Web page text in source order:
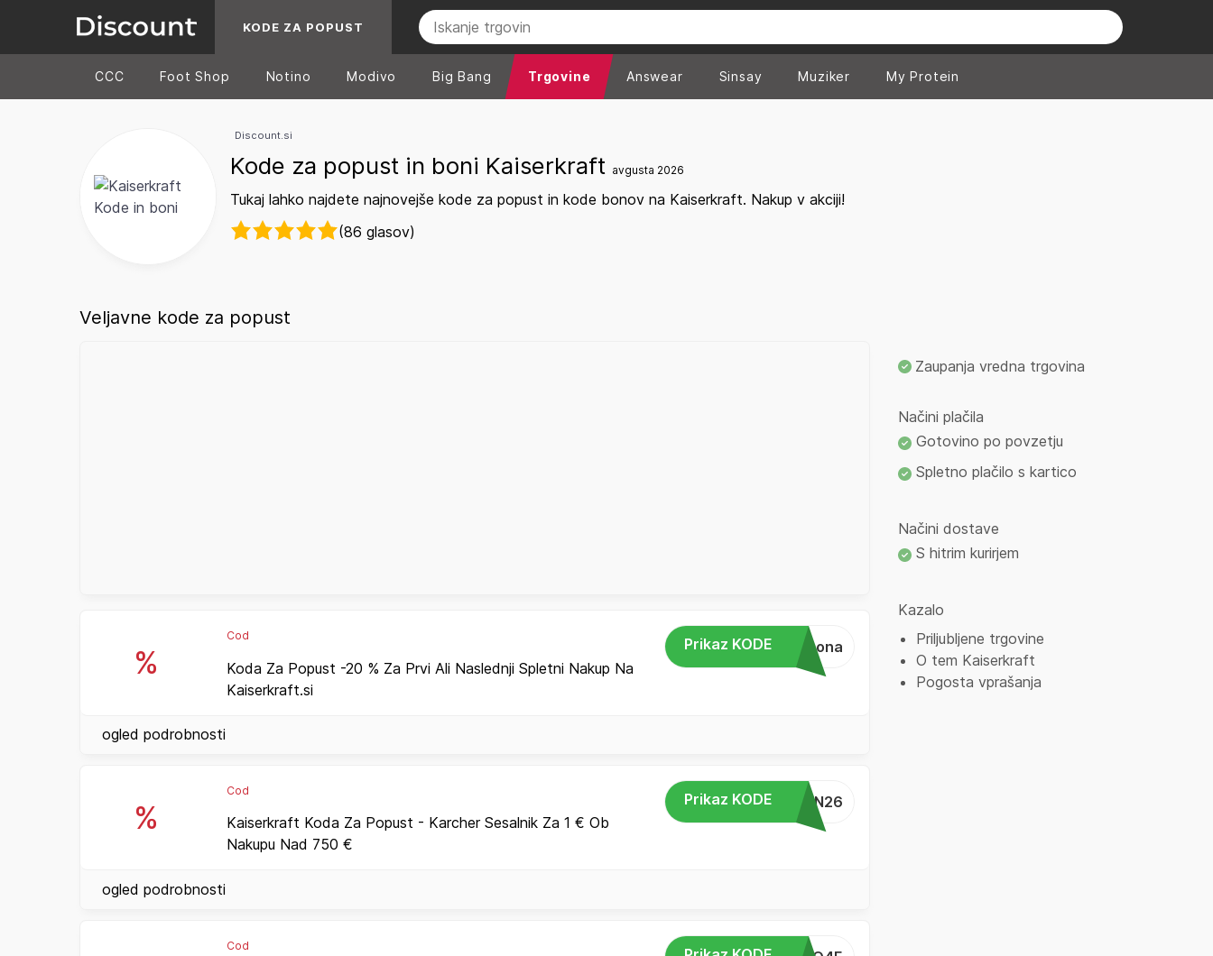
KODE ZA POPUST
CCC Foot Shop Notino Modivo Big Bang Trgovine Answear Sinsay Muziker My Protein
Discount.si
Kode za popust in boni Kaiserkraft avgusta 2026
Tukaj lahko najdete najnovejše kode za popust in kode bonov na Kaiserkraft. Nakup v akciji!
(86 glasov)
Veljavne kode za popust
%
Cod
Koda Za Popust -20 % Za Prvi Ali Naslednji Spletni Nakup Na
Kaiserkraft.si
Prikaz KODE ...ona
ogled podrobnosti
%
Cod
Kaiserkraft Koda Za Popust - Karcher Sesalnik Za 1 € Ob
Nakupu Nad 750 €
Prikaz KODE ...N26
ogled podrobnosti
Cod
Zaupanja vredna trgovina
Načini plačila
Gotovino po povzetju
Spletno plačilo s kartico
Načini dostave
S hitrim kurirjem
Kazalo
Priljubljene trgovine
O tem Kaiserkraft
Pogosta vprašanja